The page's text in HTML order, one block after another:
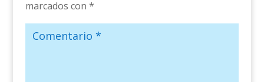
marcados con *